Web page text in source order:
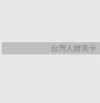
台灣人辦美卡